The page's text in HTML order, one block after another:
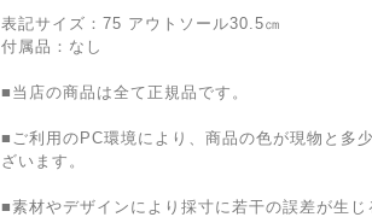
表記サイズ：75 アウトソール30.5㎝
付属品：なし
■当店の商品は全て正規品です。
■ご利用のPC環境により、商品の色が現物と多
ざいます。
■素材やデザインにより採寸に若干の誤差が生じ